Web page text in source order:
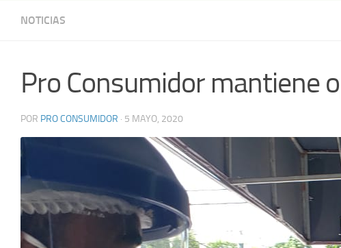
NOTICIAS
Pro Consumidor mantiene
POR PRO CONSUMIDOR · 5 MAYO, 2020